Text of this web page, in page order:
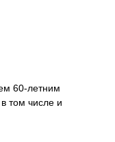
60-летним
том числе и